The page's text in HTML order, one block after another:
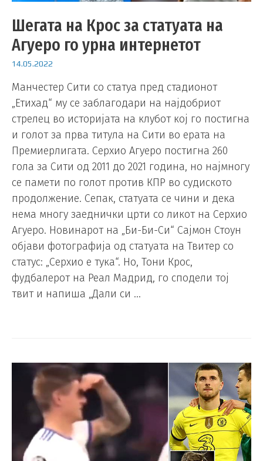
Шегата на Крос за статуата на
Агуеро го урна интернетот
14.05.2022
Манчестер Сити со статуа пред стадионот
„Етихад“ му се заблагодари на најдобриот
стрелец во историјата на клубот кој го постигна
и голот за прва титула на Сити во ерата на
Премиерлигата. Серхио Агуеро постигна 260
гола за Сити од 2011 до 2021 година, но најмногу
се памети по голот против КПР во судиското
продолжение. Сепак, статуата се чини и дека
нема многу заеднички црти со ликот на Серхио
Агуеро. Новинарот на „Би-Би-Си“ Сајмон Стоун
објави фотографија од статуата на Твитер со
статус: „Серхио е тука“. Но, Тони Крос,
фудбалерот на Реал Мадрид, го сподели тој
твит и напиша „Дали си …